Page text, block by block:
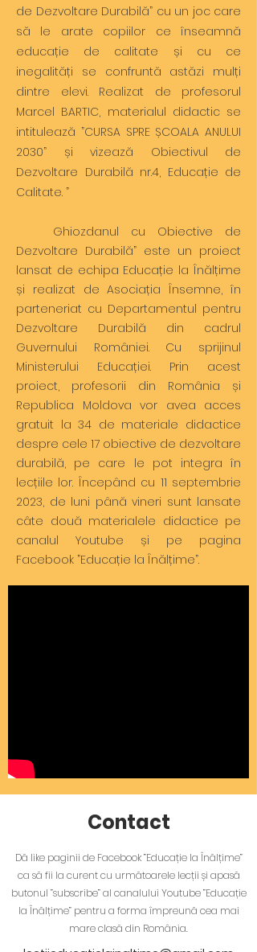
de Dezvoltare Durabilă” cu un joc care
să le arate copiilor ce înseamnă
educație de calitate și cu ce
inegalități se confruntă astăzi mulți
dintre elevi. Realizat de profesorul
Marcel BARTIC, materialul didactic se
intitulează ”CURSA SPRE ȘCOALA ANULUI
2030” și vizează Obiectivul de
Dezvoltare Durabilă nr.4, Educație de
Calitate. ”
Ghiozdanul cu Obiective de
Dezvoltare Durabilă” este un proiect
lansat de echipa Educație la Înălțime
și realizat de Asociația Însemne, în
parteneriat cu Departamentul pentru
Dezvoltare Durabilă din cadrul
Guvernului României. Cu sprijinul
Ministerului Educației. Prin acest
proiect, profesorii din România și
Republica Moldova vor avea acces
gratuit la 34 de materiale didactice
despre cele 17 obiective de dezvoltare
durabilă, pe care le pot integra în
lecțiile lor. Începând cu 11 septembrie
2023, de luni până vineri sunt lansate
câte două materialele didactice pe
canalul Youtube și pe pagina
Facebook ”Educație la Înălțime”.
Contact
Dă like paginii de Facebook ”Educație la Înălțime”
ca să fii la curent cu următoarele lecții și apasă
butonul ”subscribe” al canalului Youtube ”Educație
la Înălțime” pentru a forma împreună cea mai
mare clasă din România.